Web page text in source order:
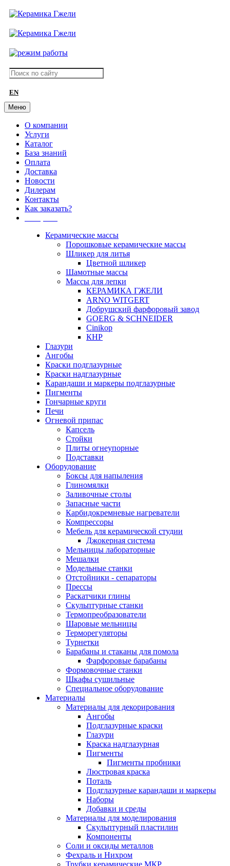
EN
Меню
О компании
Услуги
Каталог
База знаний
Оплата
Доставка
Новости
Дилерам
Контакты
Как заказать?
Керамические массы
Порошковые керамические массы
Шликер для литья
Цветной шликер
Шамотные массы
Массы для лепки
КЕРАМИКА ГЖЕЛИ
ARNO WITGERT
Добрушский фарфоровый завод
GOERG & SCHNEIDER
Cinikop
КНР
Глазури
Ангобы
Краски подглазурные
Краски надглазурные
Карандаши и маркеры подглазурные
Пигменты
Гончарные круги
Печи
Огневой припас
Капсель
Стойки
Плиты огнеупорные
Подставки
Оборудование
Боксы для напыления
Глиномялки
Заливочные столы
Запасные части
Карбидокремневые нагреватели
Компрессоры
Мебель для керамической студии
Джокерная система
Мельницы лабораторные
Мешалки
Модельные станки
Отстойники - сепараторы
Прессы
Раскатчики глины
Скульптурные станки
Термопреобразователи
Шаровые мельницы
Терморегуляторы
Турнетки
Барабаны и стаканы для помола
Фарфоровые барабаны
Формовочные станки
Шкафы сушильные
Специальное оборудование
Материалы
Материалы для декорирования
Ангобы
Подглазурные краски
Глазури
Краска надглазурная
Пигменты
Пигменты пробники
Люстровая краска
Поталь
Подглазурные карандаши и маркеры
Наборы
Добавки и среды
Материалы для моделирования
Скульптурный пластилин
Компоненты
Соли и оксиды металлов
Фехраль и Нихром
Трубки керамические МКР